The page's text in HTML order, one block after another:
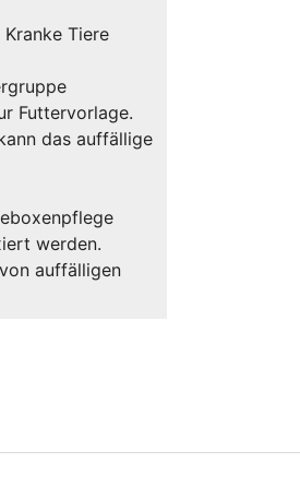
Tiere
Futtervorlage.
das auffällige
werden.
auffälligen